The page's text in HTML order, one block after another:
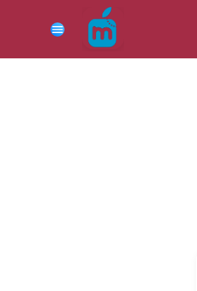
contenuto
Menu